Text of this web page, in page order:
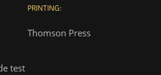
test
PRINTING:
Thomson Press